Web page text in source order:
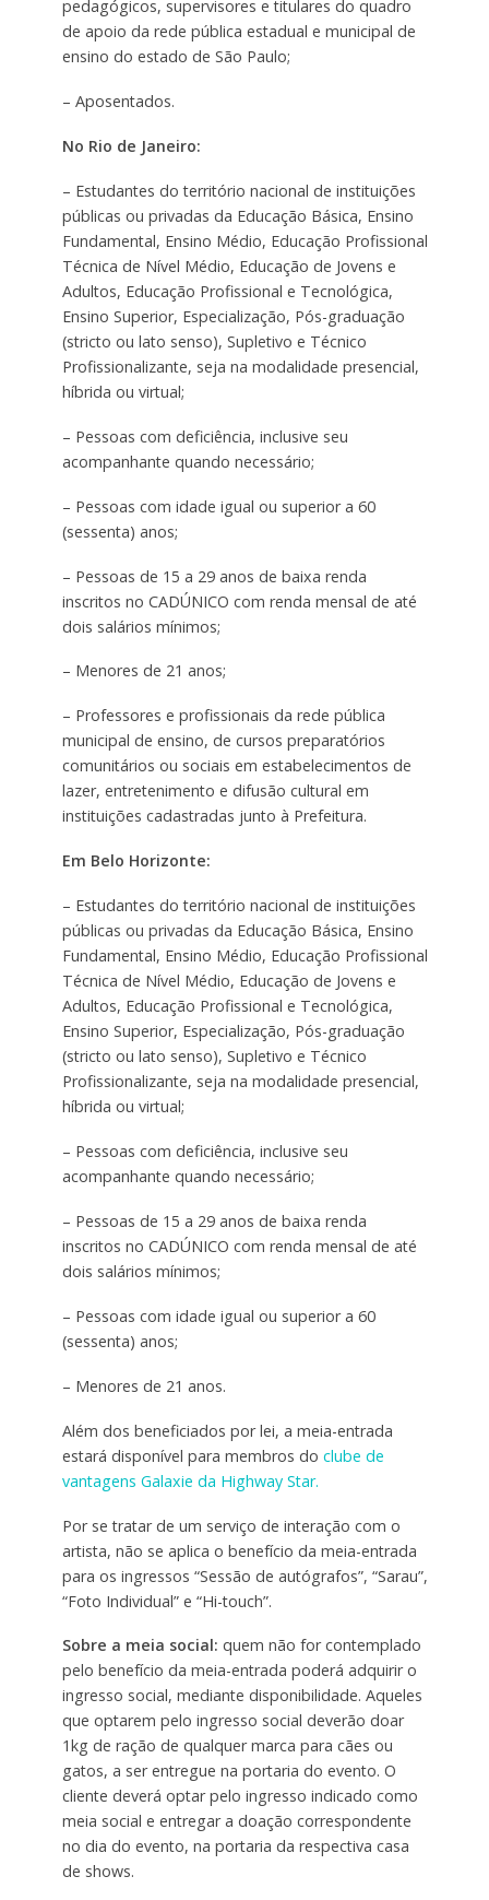
pedagógicos, supervisores e titulares do quadro
de apoio da rede pública estadual e municipal de
ensino do estado de São Paulo;
– Aposentados.
No Rio de Janeiro:
– Estudantes do território nacional de instituições
públicas ou privadas da Educação Básica, Ensino
Fundamental, Ensino Médio, Educação Profissional
Técnica de Nível Médio, Educação de Jovens e
Adultos, Educação Profissional e Tecnológica,
Ensino Superior, Especialização, Pós-graduação
(stricto ou lato senso), Supletivo e Técnico
Profissionalizante, seja na modalidade presencial,
híbrida ou virtual;
– Pessoas com deficiência, inclusive seu
acompanhante quando necessário;
– Pessoas com idade igual ou superior a 60
(sessenta) anos;
– Pessoas de 15 a 29 anos de baixa renda
inscritos no CADÚNICO com renda mensal de até
dois salários mínimos;
– Menores de 21 anos;
– Professores e profissionais da rede pública
municipal de ensino, de cursos preparatórios
comunitários ou sociais em estabelecimentos de
lazer, entretenimento e difusão cultural em
instituições cadastradas junto à Prefeitura.
Em Belo Horizonte:
– Estudantes do território nacional de instituições
públicas ou privadas da Educação Básica, Ensino
Fundamental, Ensino Médio, Educação Profissional
Técnica de Nível Médio, Educação de Jovens e
Adultos, Educação Profissional e Tecnológica,
Ensino Superior, Especialização, Pós-graduação
(stricto ou lato senso), Supletivo e Técnico
Profissionalizante, seja na modalidade presencial,
híbrida ou virtual;
– Pessoas com deficiência, inclusive seu
acompanhante quando necessário;
– Pessoas de 15 a 29 anos de baixa renda
inscritos no CADÚNICO com renda mensal de até
dois salários mínimos;
– Pessoas com idade igual ou superior a 60
(sessenta) anos;
– Menores de 21 anos.
Além dos beneficiados por lei, a meia-entrada
estará disponível para membros do clube de
vantagens Galaxie da Highway Star.
Por se tratar de um serviço de interação com o
artista, não se aplica o benefício da meia-entrada
para os ingressos “Sessão de autógrafos”, “Sarau”,
“Foto Individual” e “Hi-touch”.
Sobre a meia social: quem não for contemplado
pelo benefício da meia-entrada poderá adquirir o
ingresso social, mediante disponibilidade. Aqueles
que optarem pelo ingresso social deverão doar
1kg de ração de qualquer marca para cães ou
gatos, a ser entregue na portaria do evento. O
cliente deverá optar pelo ingresso indicado como
meia social e entregar a doação correspondente
no dia do evento, na portaria da respectiva casa
de shows.